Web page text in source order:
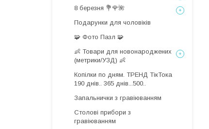
8 березня 💐🌹🌺
Подарунки для чоловіків
🧩 Фото Пазл 🧩
👶 Товари для новонароджених
(метрики/УЗД) 👶
Копілки по дням. ТРЕНД ТікТока
190 днів.. 365 днів...500..
Запальнички з гравіюванням
Столові прибори з
гравіюванням